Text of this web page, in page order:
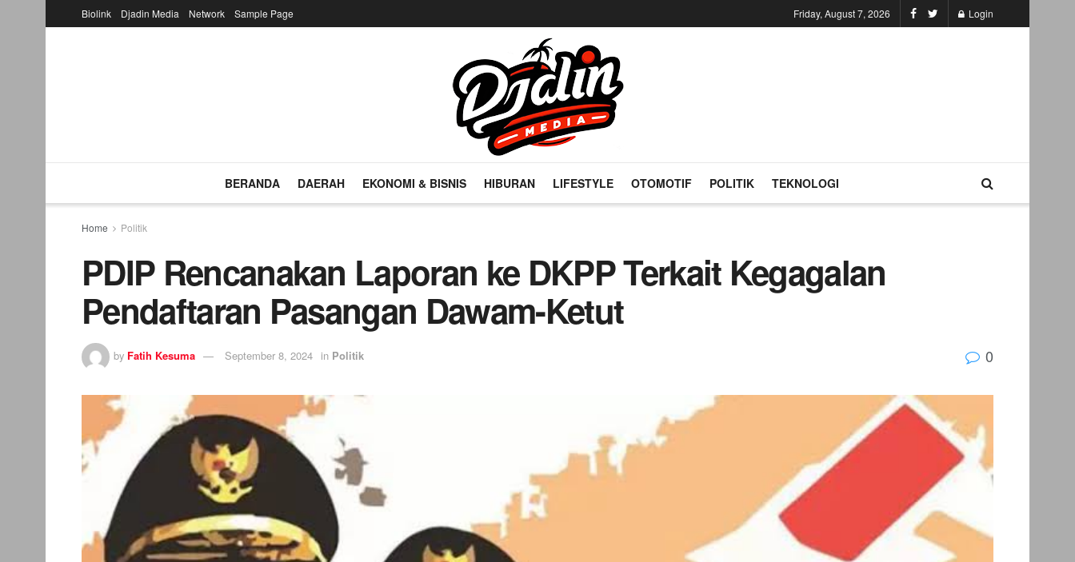
Biolink Djadin Media Network Sample Page Friday, August 7, 2026 Login
BERANDA DAERAH EKONOMI & BISNIS HIBURAN LIFESTYLE OTOMOTIF POLITIK TEKNOLOGI
Home Politik
PDIP Rencanakan Laporan ke DKPP Terkait Kegagalan
Pendaftaran Pasangan Dawam-Ketut
by Fatih Kesuma September 8, 2024 in Politik 0